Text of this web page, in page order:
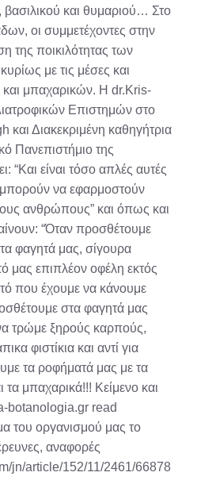
βασιλικού και θυμαριού… Στο
οι συμμετέχοντες στην
της ποικιλότητας των
με τις μέσες και
μπαχαρικών. H dr.Kris-
Επιστημών στο
και Διακεκριμένη καθηγήτρια
Πανεπιστήμιο της
“Και είναι τόσο απλές αυτές
μπορούν να εφαρμοστούν
ανθρώπους” και όπως και
“Όταν προσθέτoυμε
φαγητά μας, σίγουρα
μας επιπλέον οφέλη εκτός
που έχουμε να κάνουμε
στα φαγητά μας
τρώμε ξηρούς καρπούς,
φιστίκια και αντί για
τα ροφήματά μας με τα
τα μπαχαρικά!!! Κείμενο και
botanologia.gr read
του οργανισμού μας το
αναφορές
jn/article/152/11/2461/66878